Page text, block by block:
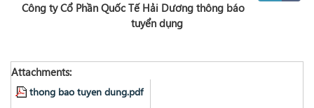
Công ty Cổ Phần Quốc Tế Hải Dương thông báo
tuyển dụng
Attachments:
thong bao tuyen dung.pdf